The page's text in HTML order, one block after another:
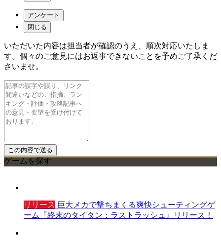
アンケート
閉じる
いただいた内容は担当者が確認のうえ、順次対応いたしま
す。個々のご意見にはお返事できないことを予めご了承くだ
さいませ。
ゲームを探す
リリース 巨大メカで撃ちまくる爽快シューティングゲ
ーム『終末のタイタン：ラストラッシュ』リリース！